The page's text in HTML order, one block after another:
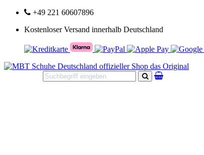
+49 221 60607896
Kostenloser Versand innerhalb Deutschland
Suchen